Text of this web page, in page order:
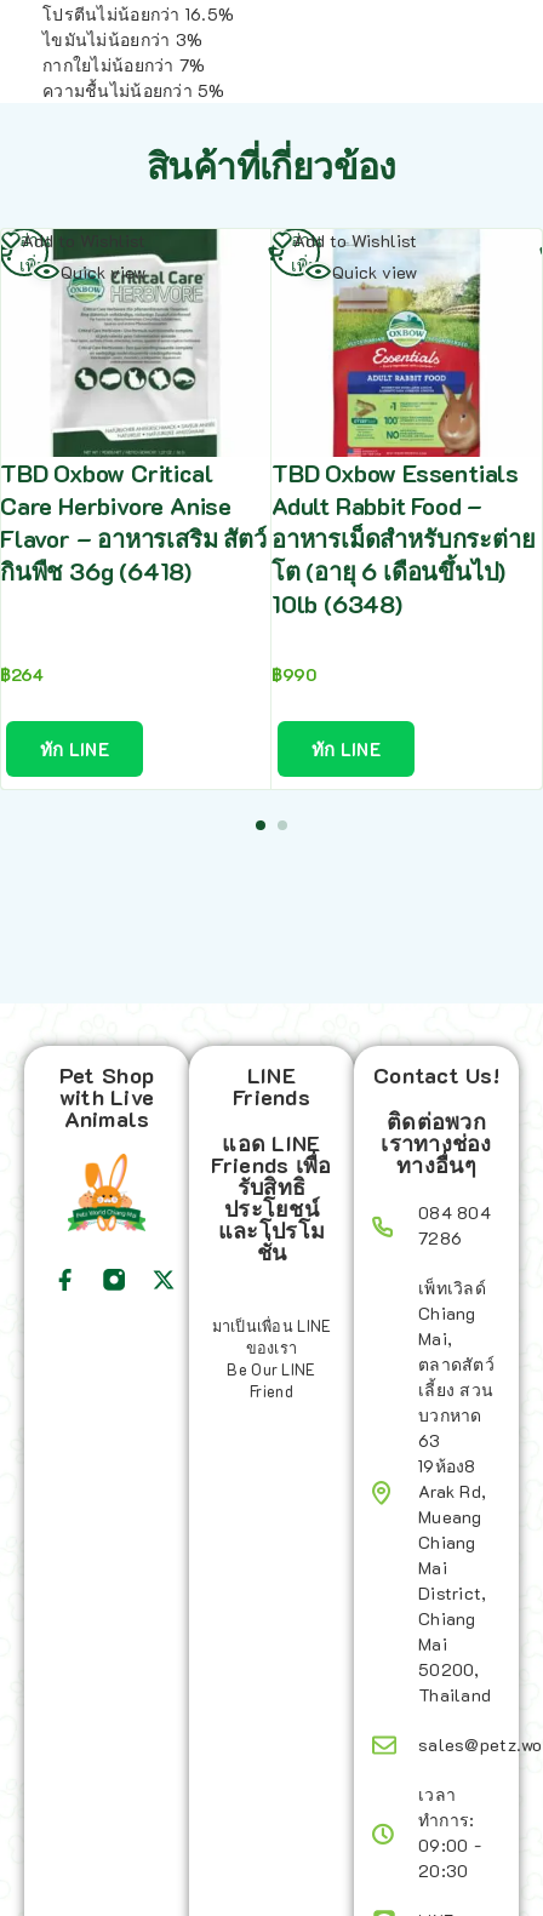
โปรตีนไม่น้อยกว่า 16.5%
ไขมันไม่น้อยกว่า 3%
กากใยไม่น้อยกว่า 7%
ความชื้นไม่น้อยกว่า 5%
สินค้าที่เกี่ยวข้อง
Add to Wishlist
Quick view
TBD Oxbow Critical
Care Herbivore Anise
Flavor – อาหารเสริม สัตว์
กินพืช 36g (6418)
฿264
ทัก LINE
อ่าน
เพิ่ม
Add to Wishlist
Quick view
TBD Oxbow Essentials
Adult Rabbit Food –
อาหารเม็ดสำหรับกระต่าย
โต (อายุ 6 เดือนขึ้นไป)
10lb (6348)
฿990
ทัก LINE
อ่าน
เพิ่ม
Pet Shop
with Live
Animals
LINE
Friends
แอด LINE
Friends เพื่อ
รับสิทธิ
ประโยชน์
และโปรโม
ชั่น
Contact Us!
ติดต่อพวก
เราทางช่อง
ทางอื่นๆ
084 804
7286
เพ็ทเวิลด์
Chiang
Mai,
ตลาดสัตว์
เลี้ยง สวน
บวกหาด
63
19ห้อง8
Arak Rd,
Mueang
Chiang
Mai
District,
Chiang
Mai
50200,
Thailand
เวลา
ทำการ:
09:00 -
20:30